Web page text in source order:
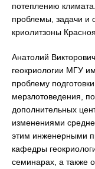
потеплению
проблемы, задачи и
криолитзоны
Анатолий
геокриологии МГУ
проблему
мерзлотоведения,
дополнительных
изменениями
этим инженерными
кафедры
семинарах, а также